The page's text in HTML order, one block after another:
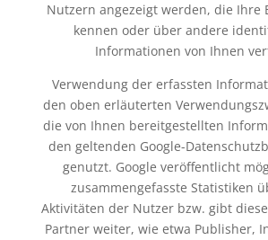
Nutzern angezeigt werden, die Ihre
kennen oder über andere
Informationen von Ihnen
Verwendung der erfassten
den oben erläuterten
die von Ihnen bereitgestellten
den geltenden Google-
genutzt. Google veröffentlicht
zusammengefasste Statistiken
Aktivitäten der Nutzer bzw. gibt
Partner weiter, wie etwa Publisher,